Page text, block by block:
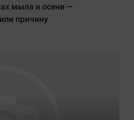
мыла и осени —
причину